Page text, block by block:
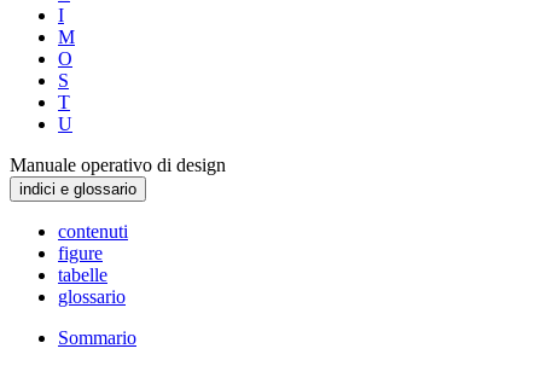
I
M
O
S
T
U
Manuale operativo di design
indici e glossario
contenuti
figure
tabelle
glossario
Sommario